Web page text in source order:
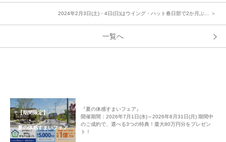
2024年2月3日(土)・4日(日)はウイング・ハット春日部で2か月ぶ… ＞
一覧へ
【期間限定】
夏の体感すまいフェア
『夏の体感すまいフェア』
開催期間：2026年7月1日(水)～2026年8月31日(月) 期間中
のご成約で、選べる3つの特典！最大80万円分をプレゼン
ト！